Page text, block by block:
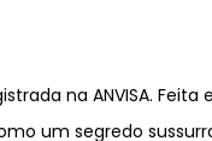
na ANVISA.
um segredo